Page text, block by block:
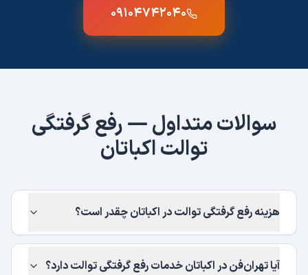
۰۹۱۰۴۷۴۲۰۴۰
سوالات متداول —رفع گرفتگی
توالتاکباتان
هزینه رفع گرفتگی توالت در اکباتان چقدر است؟
آیا تهران‌فن در اکباتان خدمات رفع گرفتگی توالت دارد؟